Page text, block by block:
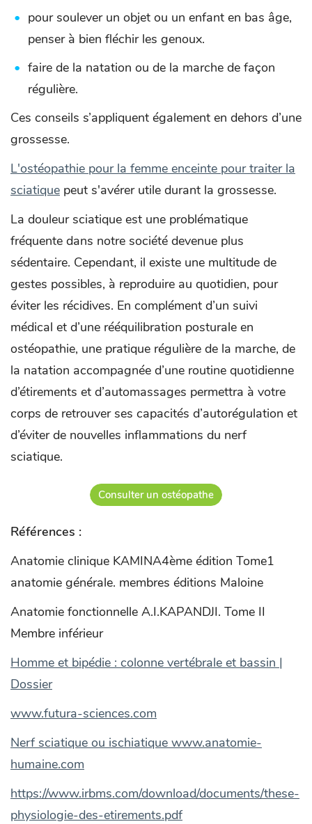
pour soulever un objet ou un enfant en bas âge,
penser à bien fléchir les genoux.
faire de la natation ou de la marche de façon
régulière.
Ces conseils s’appliquent également en dehors d’une
grossesse.
L'ostéopathie pour la femme enceinte pour traiter la
sciatique peut s'avérer utile durant la grossesse.
La douleur sciatique est une problématique
fréquente dans notre société devenue plus
sédentaire. Cependant, il existe une multitude de
gestes possibles, à reproduire au quotidien, pour
éviter les récidives. En complément d’un suivi
médical et d’une rééquilibration posturale en
ostéopathie, une pratique régulière de la marche, de
la natation accompagnée d’une routine quotidienne
d’étirements et d’automassages permettra à votre
corps de retrouver ses capacités d’autorégulation et
d’éviter de nouvelles inflammations du nerf
sciatique.
Consulter un ostéopathe
Références :
Anatomie clinique KAMINA4ème édition Tome1
anatomie générale. membres éditions Maloine
Anatomie fonctionnelle A.I.KAPANDJI. Tome II
Membre inférieur
Homme et bipédie : colonne vertébrale et bassin |
Dossier
www.futura-sciences.com
Nerf sciatique ou ischiatique www.anatomie-
humaine.com
https://www.irbms.com/download/documents/these-
physiologie-des-etirements.pdf